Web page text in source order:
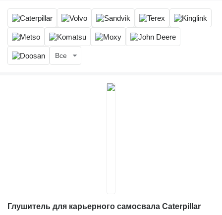
Все
Глушитель для карьерного самосвала Caterpillar